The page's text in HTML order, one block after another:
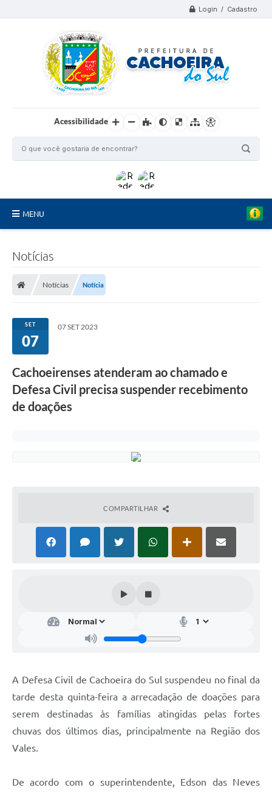
Login / Cadastro
Acessibilidade
MENU
Conselhos Municipais
Serviços on-line
Turismo
Coleta seletiva - Informações
A Prefeitura
Gabinetes e Secretarias
Links
Serviços Online
Telefones Úteis
Notícias
Notícias Notícia
SET
07
07 SET 2023
Cachoeirenses atenderam ao chamado e
Defesa Civil precisa suspender recebimento
de doações
COMPARTILHAR
A Defesa Civil de Cachoeira do Sul suspendeu no final da
tarde desta quinta-feira a arrecadação de doações para
serem destinadas às famílias atingidas pelas fortes
chuvas dos últimos dias, principalmente na Região dos
Vales.
De acordo com o superintendente, Edson das Neves